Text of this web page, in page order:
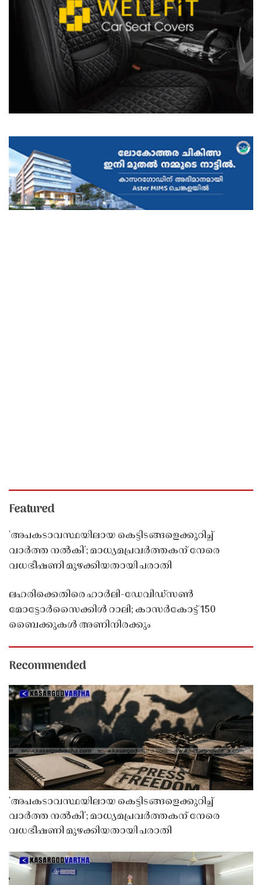
Featured
'അപകടാവസ്ഥയിലായ കെട്ടിടങ്ങളെക്കുറിച്ച്
വാർത്ത നൽകി'; മാധ്യമപ്രവർത്തകന് നേരെ
വധഭീഷണി മുഴക്കിയതായി പരാതി
ലഹരിക്കെതിരെ ഹാർലി-ഡേവിഡ്‌സൺ
മോട്ടോർസൈക്കിൾ റാലി; കാസർകോട്ട് 150
ബൈക്കുകൾ അണിനിരക്കും
Recommended
'അപകടാവസ്ഥയിലായ കെട്ടിടങ്ങളെക്കുറിച്ച്
വാർത്ത നൽകി'; മാധ്യമപ്രവർത്തകന് നേരെ
വധഭീഷണി മുഴക്കിയതായി പരാതി